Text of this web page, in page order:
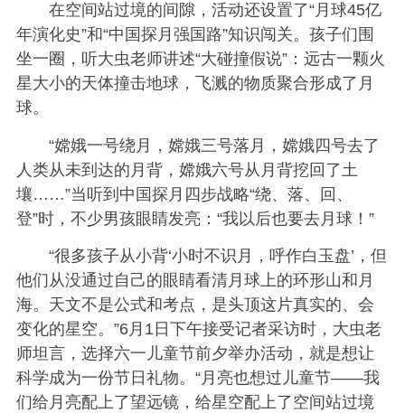
在空间站过境的间隙，活动还设置了“月球45亿
年演化史”和“中国探月强国路”知识闯关。孩子们围
坐一圈，听大虫老师讲述“大碰撞假说”：远古一颗火
星大小的天体撞击地球，飞溅的物质聚合形成了月
球。
“嫦娥一号绕月，嫦娥三号落月，嫦娥四号去了
人类从未到达的月背，嫦娥六号从月背挖回了土
壤……”当听到中国探月四步战略“绕、落、回、
登”时，不少男孩眼睛发亮：“我以后也要去月球！”
“很多孩子从小背‘小时不识月，呼作白玉盘’，但
他们从没通过自己的眼睛看清月球上的环形山和月
海。天文不是公式和考点，是头顶这片真实的、会
变化的星空。”6月1日下午接受记者采访时，大虫老
师坦言，选择六一儿童节前夕举办活动，就是想让
科学成为一份节日礼物。“月亮也想过儿童节——我
们给月亮配上了望远镜，给星空配上了空间站过境